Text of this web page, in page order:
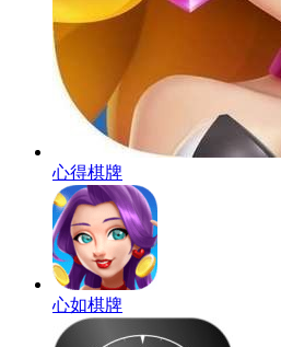
心得棋牌
心如棋牌